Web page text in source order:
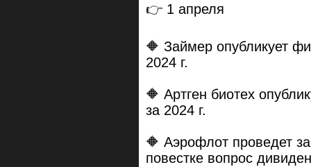
👉 1 апреля
🔶 Займер опубликует
2024 г.
🔶 Артген биотех
за 2024 г.
🔶 Аэрофлот проведет
повестке вопрос